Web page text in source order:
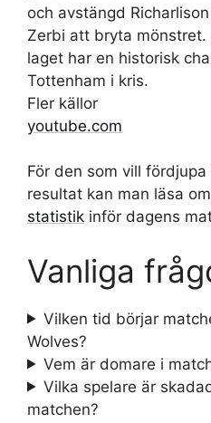
och avstängd
Zerbi att bryta mönstret.
laget har en historisk
Tottenham i kris.
Fler källor
youtube.com
För den som vill
resultat kan man läsa om
statistik inför dagens
Vanliga
Vilken tid börjar
Wolves?
Vem är domare i
Vilka spelare är
matchen?